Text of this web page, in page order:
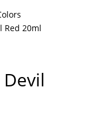
Red 20ml